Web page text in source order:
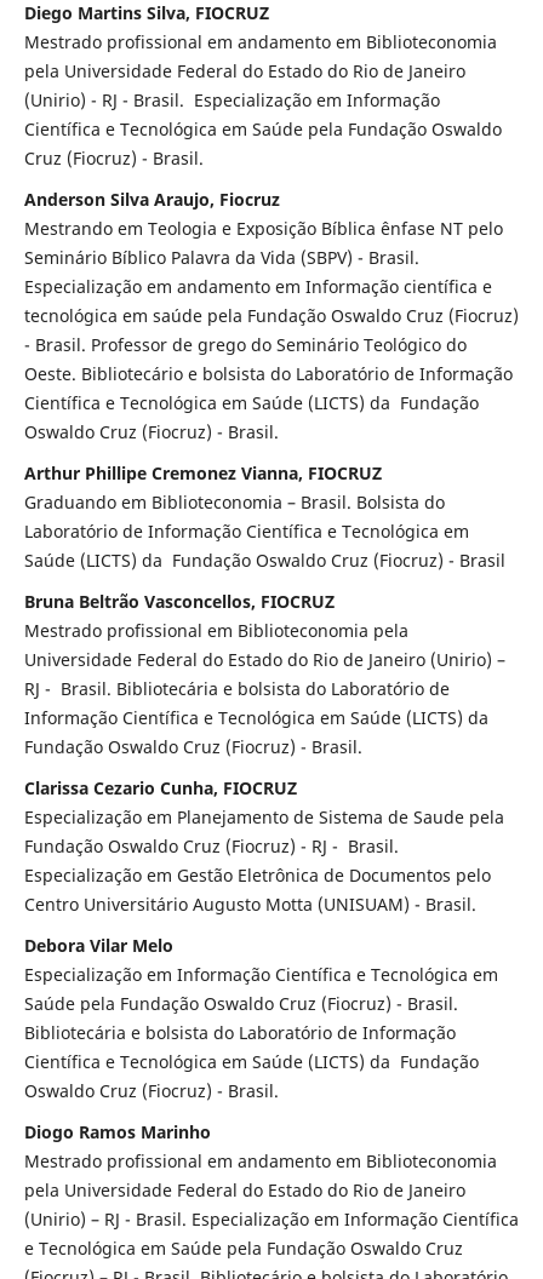
Diego Martins Silva, FIOCRUZ
Mestrado profissional em andamento em Biblioteconomia
pela Universidade Federal do Estado do Rio de Janeiro
(Unirio) - RJ - Brasil. Especialização em Informação
Científica e Tecnológica em Saúde pela Fundação Oswaldo
Cruz (Fiocruz) - Brasil.
Anderson Silva Araujo, Fiocruz
Mestrando em Teologia e Exposição Bíblica ênfase NT pelo
Seminário Bíblico Palavra da Vida (SBPV) - Brasil.
Especialização em andamento em Informação científica e
tecnológica em saúde pela Fundação Oswaldo Cruz (Fiocruz)
- Brasil. Professor de grego do Seminário Teológico do
Oeste. Bibliotecário e bolsista do Laboratório de Informação
Científica e Tecnológica em Saúde (LICTS) da Fundação
Oswaldo Cruz (Fiocruz) - Brasil.
Arthur Phillipe Cremonez Vianna, FIOCRUZ
Graduando em Biblioteconomia – Brasil. Bolsista do
Laboratório de Informação Científica e Tecnológica em
Saúde (LICTS) da Fundação Oswaldo Cruz (Fiocruz) - Brasil
Bruna Beltrão Vasconcellos, FIOCRUZ
Mestrado profissional em Biblioteconomia pela
Universidade Federal do Estado do Rio de Janeiro (Unirio) –
RJ - Brasil. Bibliotecária e bolsista do Laboratório de
Informação Científica e Tecnológica em Saúde (LICTS) da
Fundação Oswaldo Cruz (Fiocruz) - Brasil.
Clarissa Cezario Cunha, FIOCRUZ
Especialização em Planejamento de Sistema de Saude pela
Fundação Oswaldo Cruz (Fiocruz) - RJ - Brasil.
Especialização em Gestão Eletrônica de Documentos pelo
Centro Universitário Augusto Motta (UNISUAM) - Brasil.
Debora Vilar Melo
Especialização em Informação Científica e Tecnológica em
Saúde pela Fundação Oswaldo Cruz (Fiocruz) - Brasil.
Bibliotecária e bolsista do Laboratório de Informação
Científica e Tecnológica em Saúde (LICTS) da Fundação
Oswaldo Cruz (Fiocruz) - Brasil.
Diogo Ramos Marinho
Mestrado profissional em andamento em Biblioteconomia
pela Universidade Federal do Estado do Rio de Janeiro
(Unirio) – RJ - Brasil. Especialização em Informação Científica
e Tecnológica em Saúde pela Fundação Oswaldo Cruz